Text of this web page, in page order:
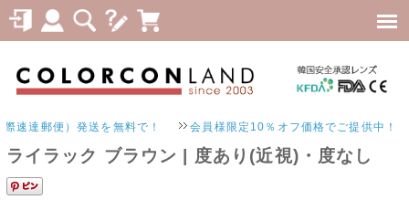
便）発送を無料で！ 会員様限定10％オフ価格でご提供中！
ライラック ブラウン | 度あり(近視)・度なし